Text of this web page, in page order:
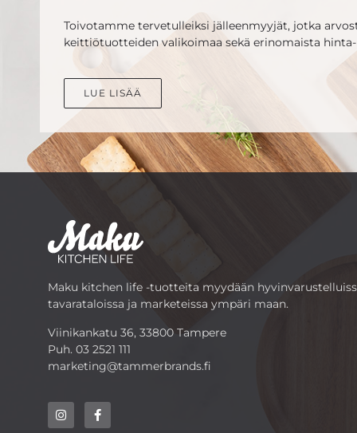
Toivotamme tervetulleiksi jälleenmyyjät, jotka
keittiötuotteiden valikoimaa sekä erinomaista
LUE LISÄÄ
Maku kitchen life -tuotteita myydään
tavarataloissa ja marketeissa ympäri maan.
Viinikankatu 36, 33800 Tampere
Puh. 03 2521 111
marketing@tammerbrands.fi